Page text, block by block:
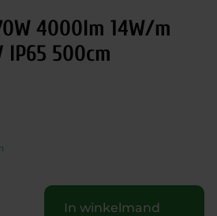
4000lm 14W/m
IP65 500cm
In winkelmand